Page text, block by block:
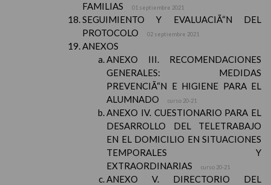
FAMILIAS
01 septiembre 2021
SEGUIMIENTO Y EVALUACIÃ“N DEL
PROTOCOLO
02 septiembre 2021
ANEXOS
ANEXO III. RECOMENDACIONES
GENERALES: MEDIDAS
PREVENCIÃ“N E HIGIENE PARA EL
ALUMNADO
curso 20-21
ANEXO IV. CUESTIONARIO PARA EL
DESARROLLO DEL TELETRABAJO
EN EL DOMICILIO EN SITUACIONES
TEMPORALES Y
EXTRAORDINARIAS
curso 20-21
ANEXO V. DIRECTORIO DEL